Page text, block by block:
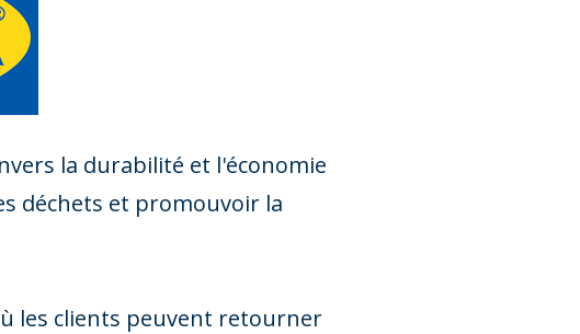
la durabilité et l'économie
déchets et promouvoir la
les clients peuvent retourner